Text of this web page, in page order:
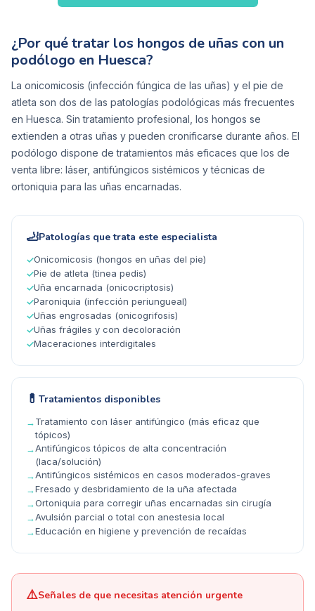
¿Por qué tratar los hongos de uñas con un
podólogo en Huesca?
La onicomicosis (infección fúngica de las uñas) y el pie de
atleta son dos de las patologías podológicas más frecuentes
en Huesca. Sin tratamiento profesional, los hongos se
extienden a otras uñas y pueden cronificarse durante años. El
podólogo dispone de tratamientos más eficaces que los de
venta libre: láser, antifúngicos sistémicos y técnicas de
ortoniquia para las uñas encarnadas.
🦶Patologías que trata este especialista
✓Onicomicosis (hongos en uñas del pie)
✓Pie de atleta (tinea pedis)
✓Uña encarnada (onicocriptosis)
✓Paroniquia (infección periungueal)
✓Uñas engrosadas (onicogrifosis)
✓Uñas frágiles y con decoloración
✓Maceraciones interdigitales
💊 Tratamientos disponibles
→Tratamiento con láser antifúngico (más eficaz que
tópicos)
→Antifúngicos tópicos de alta concentración
(laca/solución)
→Antifúngicos sistémicos en casos moderados-graves
→Fresado y desbridamiento de la uña afectada
→Ortoniquia para corregir uñas encarnadas sin cirugía
→Avulsión parcial o total con anestesia local
→Educación en higiene y prevención de recaídas
⚠️Señales de que necesitas atención urgente